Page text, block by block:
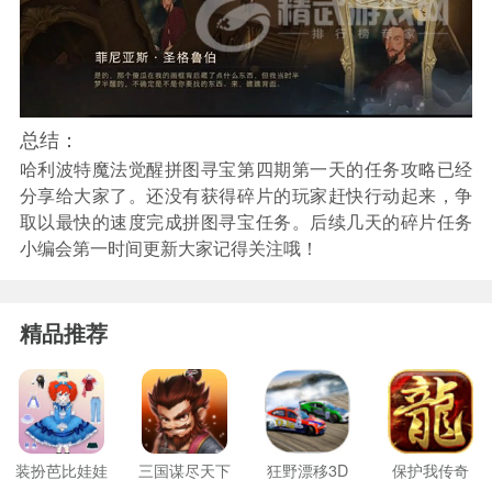
总结：
哈利波特魔法觉醒拼图寻宝第四期第一天的任务攻略已经
分享给大家了。还没有获得碎片的玩家赶快行动起来，争
取以最快的速度完成拼图寻宝任务。后续几天的碎片任务
小编会第一时间更新大家记得关注哦！
精品推荐
装扮芭比娃娃 三国谋尽天下 狂野漂移3D 保护我传奇